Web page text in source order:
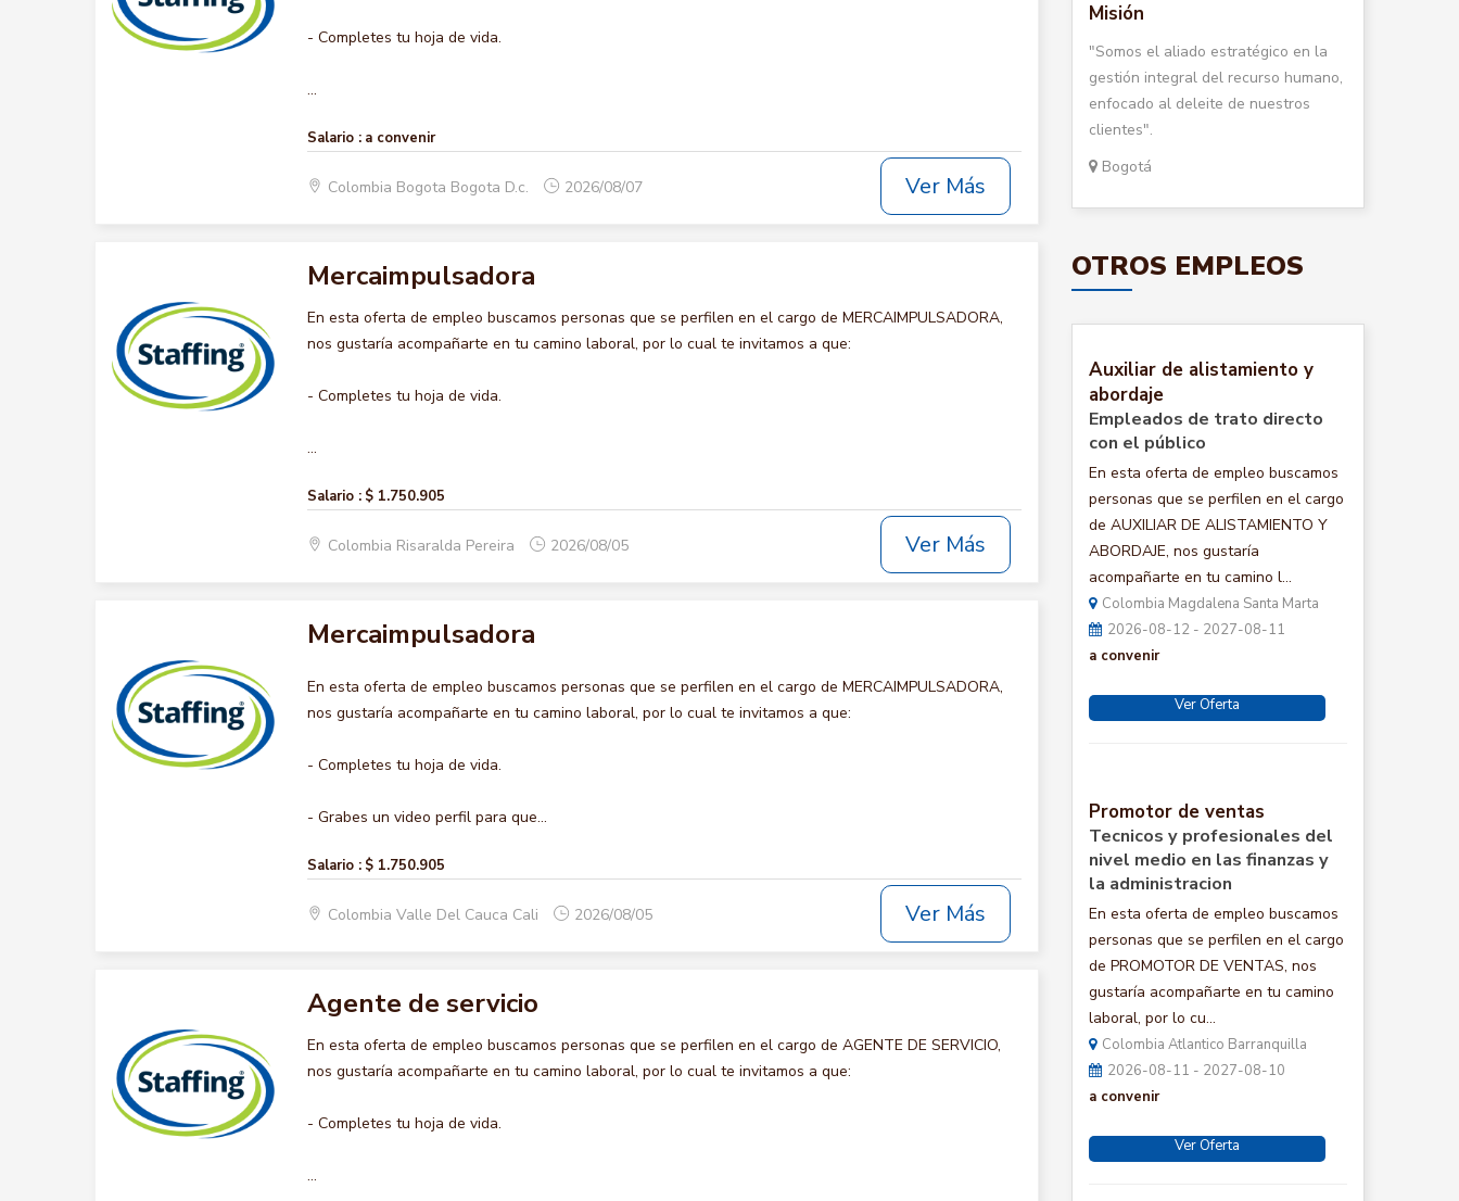
- Completes tu hoja de vida.
...
Salario : a convenir
Colombia Bogota Bogota D.c. 2026/08/07 Ver Más
Mercaimpulsadora
En esta oferta de empleo buscamos personas que se perfilen en el cargo de MERCAIMPULSADORA,
nos gustaría acompañarte en tu camino laboral, por lo cual te invitamos a que:
- Completes tu hoja de vida.
...
Salario : $ 1.750.905
Colombia Risaralda Pereira 2026/08/05 Ver Más
Mercaimpulsadora
En esta oferta de empleo buscamos personas que se perfilen en el cargo de MERCAIMPULSADORA,
nos gustaría acompañarte en tu camino laboral, por lo cual te invitamos a que:
- Completes tu hoja de vida.
- Grabes un video perfil para que...
Salario : $ 1.750.905
Colombia Valle Del Cauca Cali 2026/08/05 Ver Más
Agente de servicio
En esta oferta de empleo buscamos personas que se perfilen en el cargo de AGENTE DE SERVICIO,
nos gustaría acompañarte en tu camino laboral, por lo cual te invitamos a que:
- Completes tu hoja de vida.
...
Misión
"Somos el aliado estratégico en la
gestión integral del recurso humano,
enfocado al deleite de nuestros
clientes".
Bogotá
OTROS EMPLEOS
Auxiliar de alistamiento y
abordaje
Empleados de trato directo
con el público
En esta oferta de empleo buscamos
personas que se perfilen en el cargo
de AUXILIAR DE ALISTAMIENTO Y
ABORDAJE, nos gustaría
acompañarte en tu camino l...
Colombia Magdalena Santa Marta
2026-08-12 - 2027-08-11
a convenir
Ver Oferta
Promotor de ventas
Tecnicos y profesionales del
nivel medio en las finanzas y
la administracion
En esta oferta de empleo buscamos
personas que se perfilen en el cargo
de PROMOTOR DE VENTAS, nos
gustaría acompañarte en tu camino
laboral, por lo cu...
Colombia Atlantico Barranquilla
2026-08-11 - 2027-08-10
a convenir
Ver Oferta